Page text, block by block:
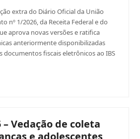
extra do Diário Oficial da União
nº 1/2026, da Receita Federal e do
aprova novas versões e ratifica
anteriormente disponibilizadas
documentos fiscais eletrônicos ao IBS
– Vedação de coleta
e adolescentes